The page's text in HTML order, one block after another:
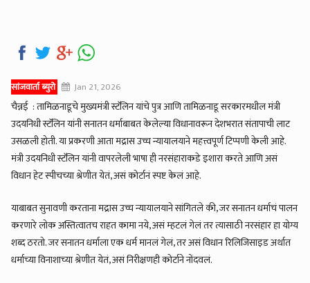
सांजवार्ता ब्युरो Jan 21, 2026
चैन्नई : तामिळनाडूचे मुख्यमंत्री स्टॅलिन यांचे पुत्र आणि तामिळनाडू सरकारमधील मंत्री
उदयनिधी स्टॅलिन यांनी सनातन धर्माबाबत केलेल्या विधानावरून देशभरात संतापाची लाट
उसळली होती. या प्रकरणी आता मद्रास उच्च न्यायालयाने महत्त्वपूर्ण टिप्पणी केली आहे.
मंत्री उदयनिधी स्टॅलिन यांनी वापरलेली भाषा ही नरसंहाराकडे इशारा करते आणि असं
विधान हेट स्पीचच्या श्रेणीत येतं, असं कोर्टानं स्पष्ट केलं आहे.
याबाबत सुनावणी करताना मद्रास उच्च न्यायालयाने सांगितले की, जर सनातन धर्माचं पालन
करणारे लोक अस्तित्वातच राहत कामा नये, असं म्हटलं गेलं तर त्यासाठी नरसंहार हा योग्य
शब्द ठरतो. जर सनातन धर्माला एक धर्म मानलं गेलं, तर असं विधान रिलिजिसाइड अर्थात
धर्माच्या विनाशाच्या श्रेणीत येतं, असं निरीक्षणही कोर्टाने नोंदवलं.